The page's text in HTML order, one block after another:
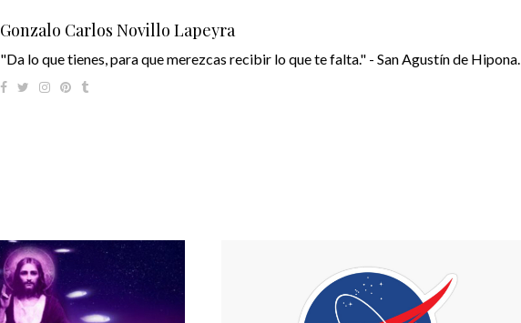
Gonzalo Carlos Novillo Lapeyra
"Da lo que tienes, para que merezcas recibir lo que te falta." - San Agustín de Hipona.